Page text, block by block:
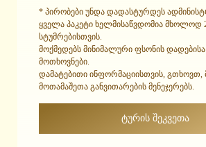
* პირობები უნდა დადასტურდეს
ყველა პაკეტი ხელმისაწვდომია მხოლოდ
სტუმრებისთვის.
მოქმედებს მინიმალური ფსონის
მოთხოვნები.
დამატებითი ინფორმაციისთვის, გთხოვთ,
მოთამაშეთა განვითარების მენეჯერებს.
ᲢᲣᲠᲘᲡ ᲨᲔᲙᲕᲔᲗᲐ